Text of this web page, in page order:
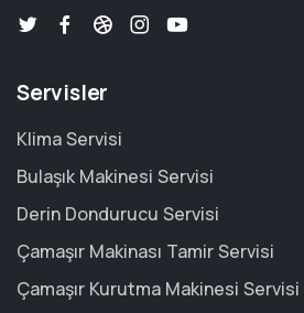
Servisler
Klima Servisi
Bulaşık Makinesi Servisi
Derin Dondurucu Servisi
Çamaşır Makinası Tamir Servisi
Çamaşır Kurutma Makinesi Servisi